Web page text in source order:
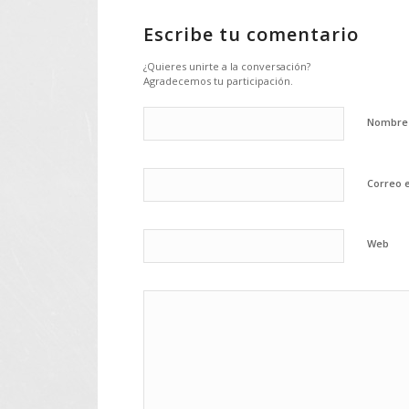
Escribe tu comentario
¿Quieres unirte a la conversación?
Agradecemos tu participación.
Nombre
Correo
Web